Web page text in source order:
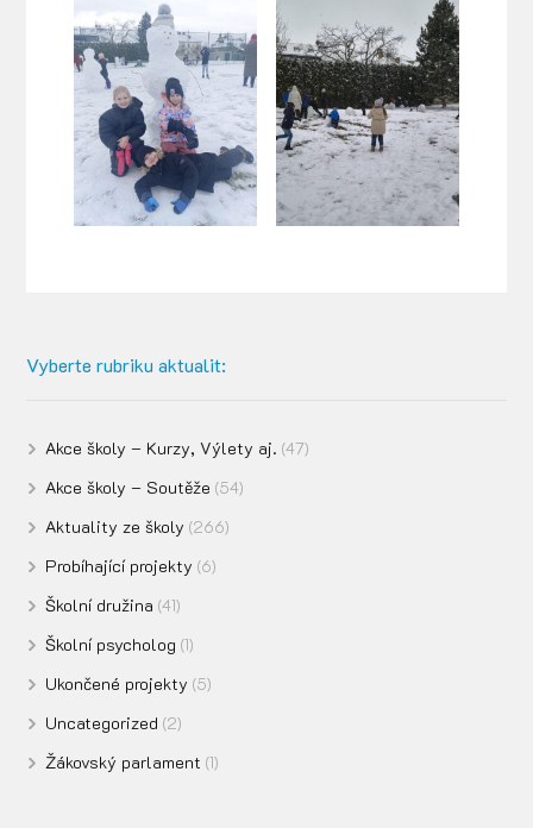
Vyberte rubriku aktualit:
Akce školy – Kurzy, Výlety aj. (47)
Akce školy – Soutěže (54)
Aktuality ze školy (266)
Probíhající projekty (6)
Školní družina (41)
Školní psycholog (1)
Ukončené projekty (5)
Uncategorized (2)
Žákovský parlament (1)